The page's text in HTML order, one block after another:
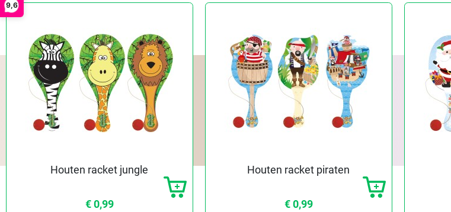
9,6
Houten racket jungle
€ 0,99
Houten racket piraten
€ 0,99